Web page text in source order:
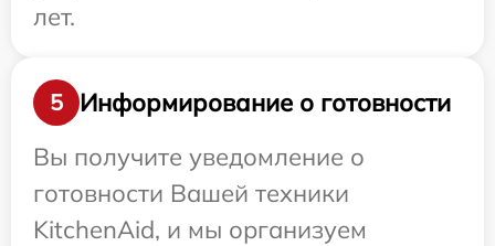
лет.
5
Информирование о готовности
Вы получите уведомление о
готовности Вашей техники
KitchenAid, и мы организуем